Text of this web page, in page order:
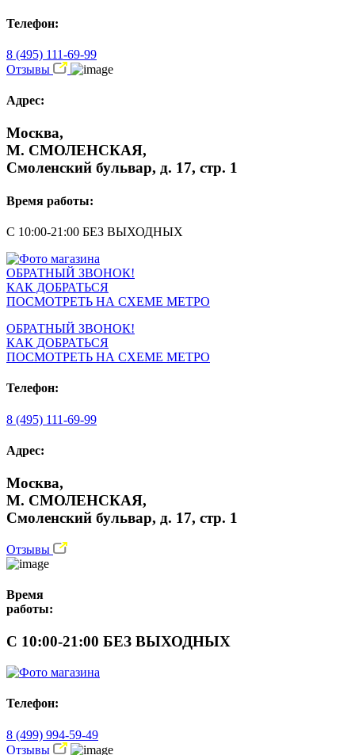
Телефон:
8 (495) 111-69-99
Отзывы
Адрес:
Москва,
М. СМОЛЕНСКАЯ,
Смоленский бульвар, д. 17, стр. 1
Время работы:
С 10:00-21:00 БЕЗ ВЫХОДНЫХ
ОБРАТНЫЙ ЗВОНОК!
КАК ДОБРАТЬСЯ
ПОСМОТРЕТЬ НА СХЕМЕ МЕТРО
ОБРАТНЫЙ ЗВОНОК!
КАК ДОБРАТЬСЯ
ПОСМОТРЕТЬ НА СХЕМЕ МЕТРО
Телефон:
8 (495) 111-69-99
Адрес:
Москва,
М. СМОЛЕНСКАЯ,
Смоленский бульвар, д. 17, стр. 1
Отзывы
Время
работы:
С 10:00-21:00 БЕЗ ВЫХОДНЫХ
Телефон:
8 (499) 994-59-49
Отзывы